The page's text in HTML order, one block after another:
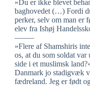
»Du er ikke blevet
baghovedet (…) Fordi
perker, selv om man er
elev fra Ishøj
——–
»Flere af Shamshiris
os, at du som soldat
side i et muslimsk
Danmark jo stadigvæk
fædreland. Jeg er født